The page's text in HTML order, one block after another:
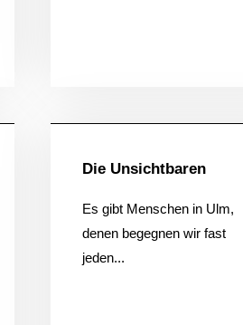
Die Unsichtbaren
Es gibt Menschen in Ulm,
denen begegnen wir fast
jeden...
UNS